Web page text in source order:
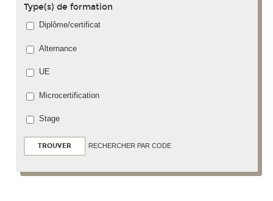
Type(s) de formation
Diplôme/certificat
Alternance
UE
Microcertification
Stage
RECHERCHER PAR CODE